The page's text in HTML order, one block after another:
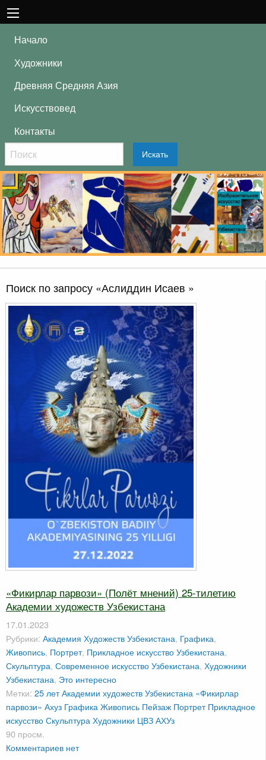
Начало
Художники
Древняя Средняя Азия
Искусствовед
Контакты
Искать
Поиск по запросу «Аслиддин Исаев »
«Фикирлар парвози» (Полёт мнений) 25-тилетию
Академии художеств Узбекистана
17.01.2023
Рубрики: Академия Художеств Узбекистана, Графика,
Живопись, Портрет, Прикладное искусство Узбекистана,
Скульптура, Современное искусство Узбекистана, Художники
Узбекистана, Это интересно
Метки: 25 лет Академии художеств Узбекистана «Фикирлар
парвози» Ахуз Графика Живопись Пейзаж Портрет Прикладное
искусствоСкульптура Художники ЦВЗ АХУз
90 просм.
Комментариев нет